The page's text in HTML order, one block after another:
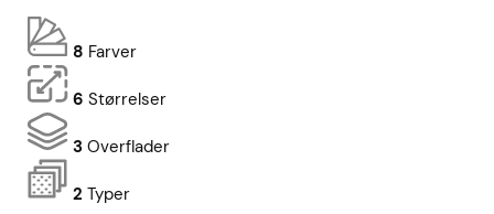
8 Farver
6 Størrelser
3 Overflader
2 Typer